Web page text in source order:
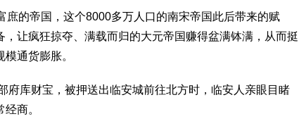
庶的帝国，这个8000多万人口的南宋帝国此后带来的赋
让疯狂掠夺、满载而归的大元帝国赚得盆满钵满，从而挺
通货膨胀。
府库财宝，被押送出临安城前往北方时，临安人亲眼目睹
商。